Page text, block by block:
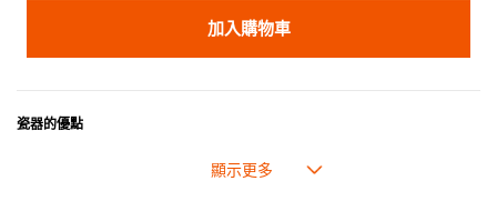
加入購物車
瓷器的優點
• 耐熱性極佳，適用於微波爐，也可放入焗爐，耐熱程度高達260℃。